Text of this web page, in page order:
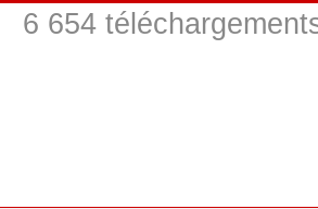
6 654